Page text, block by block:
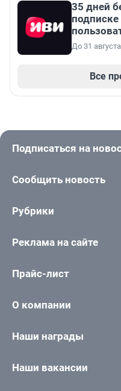
35 дней
До 31
Все
Подписаться на
Сообщить новость
Рубрики
Реклама на сайте
Прайс-лист
О компании
Наши награды
Наши вакансии